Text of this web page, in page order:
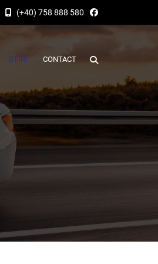
(+40) 758 888 580
STIRI CONTACT